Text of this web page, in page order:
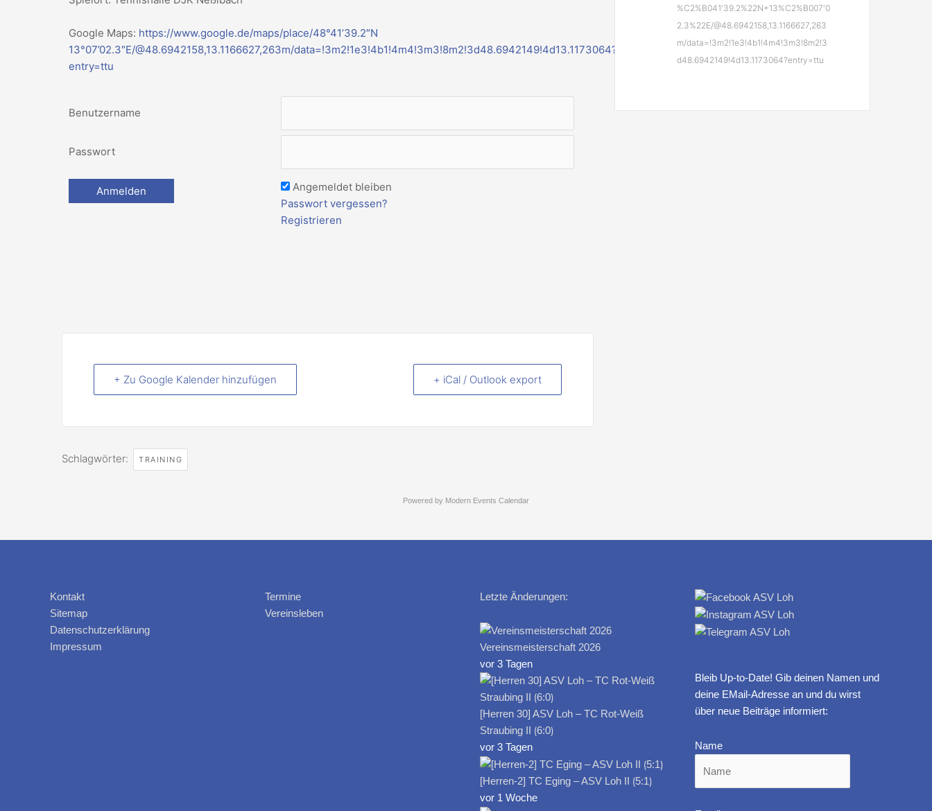
Google Maps: https://www.google.de/maps/place/48°41’39.2″N
13°07’02.3″E/@48.6942158,13.1166627,263m/data=!3m2!1e3!4b1!4m4!3m3!8m2!3d48.6942149!4d13.1173064?
entry=ttu
Benutzername
Passwort
Angemeldet bleiben
Passwort vergessen?
Registrieren
+ Zu Google Kalender hinzufügen + iCal / Outlook export
Schlagwörter: TRAINING
%C2%B041'39.2%22N+13%C2%B007'0
2.3%22E/@48.6942158,13.1166627,263
m/data=!3m2!1e3!4b1!4m4!3m3!8m2!3
d48.6942149!4d13.1173064?entry=ttu
Powered by Modern Events Calendar
Kontakt
Sitemap
Datenschutzerklärung
Impressum
Termine
Vereinsleben
Letzte Änderungen:
Vereinsmeisterschaft 2026
vor 3 Tagen
[Herren 30] ASV Loh – TC Rot-Weiß
Straubing II ⟮6:0⟯
vor 3 Tagen
[Herren-2] TC Eging – ASV Loh II ⟮5:1⟯
vor 1 Woche
Bleib Up-to-Date! Gib deinen Namen und
deine EMail-Adresse an und du wirst
über neue Beiträge informiert:
Name